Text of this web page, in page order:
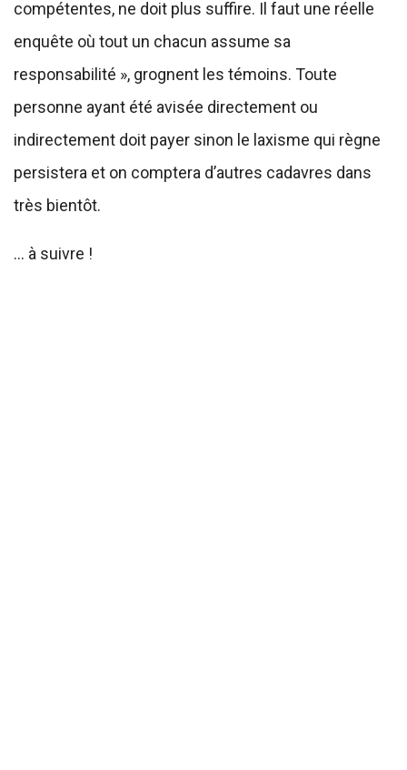
compétentes, ne doit plus suffire. Il faut une réelle
enquête où tout un chacun assume sa
responsabilité », grognent les témoins. Toute
personne ayant été avisée directement ou
indirectement doit payer sinon le laxisme qui règne
persistera et on comptera d’autres cadavres dans
très bientôt.
… à suivre !